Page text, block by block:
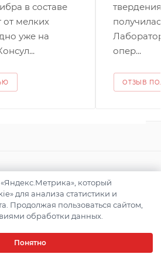
в составе
от мелких
уже на
опер...
ОТЗЫВ
который
для анализа статистики и
Продолжая пользоваться сайтом,
обработки данных.
Понятно